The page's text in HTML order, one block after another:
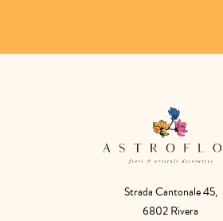
Strada Cantonale 45,
6802 Rivera